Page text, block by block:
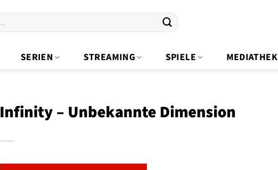
SERIEN STREAMING SPIELE MEDIATHEK
Infinity – Unbekannte Dimension